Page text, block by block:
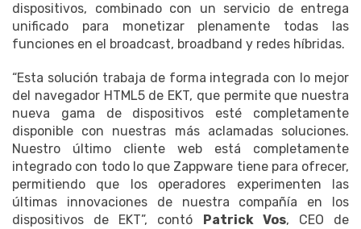
dispositivos, combinado con un servicio de entrega
unificado para monetizar plenamente todas las
funciones en el broadcast, broadband y redes híbridas.
“Esta solución trabaja de forma integrada con lo mejor
del navegador HTML5 de EKT, que permite que nuestra
nueva gama de dispositivos esté completamente
disponible con nuestras más aclamadas soluciones.
Nuestro último cliente web está completamente
integrado con todo lo que Zappware tiene para ofrecer,
permitiendo que los operadores experimenten las
últimas innovaciones de nuestra compañía en los
dispositivos de EKT”, contó Patrick Vos, CEO de